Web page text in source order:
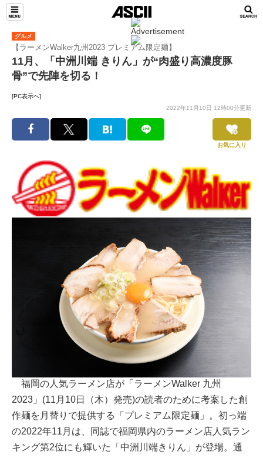
グルメ
【ラーメンWalker九州2023 プレミアム限定麺】
11月、「中洲川端 きりん」が“肉盛り高濃度豚
骨”で先陣を切る！
[PC表示へ]
2022年11月10日 12時00分更新
お気に入り
福岡の人気ラーメン店が「ラーメンWalker 九州
2023」(11月10日（木）発売)の読者のために考案した創
作麺を月替りで提供する「プレミアム限定麺」。初っ端
の2022年11月は、同誌で福岡県内のラーメン店人気ラン
キング第2位にも輝いた「中洲川端きりん」が登場。通